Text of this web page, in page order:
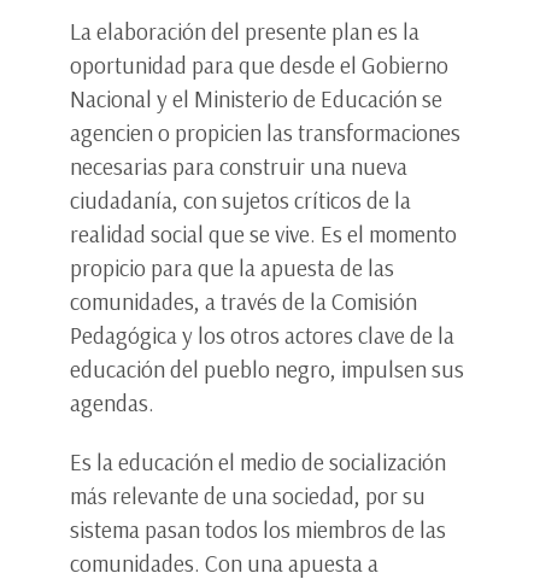
La elaboración del presente plan es la
oportunidad para que desde el Gobierno
Nacional y el Ministerio de Educación se
agencien o propicien las transformaciones
necesarias para construir una nueva
ciudadanía, con sujetos críticos de la
realidad social que se vive. Es el momento
propicio para que la apuesta de las
comunidades, a través de la Comisión
Pedagógica y los otros actores clave de la
educación del pueblo negro, impulsen sus
agendas.
Es la educación el medio de socialización
más relevante de una sociedad, por su
sistema pasan todos los miembros de las
comunidades. Con una apuesta a